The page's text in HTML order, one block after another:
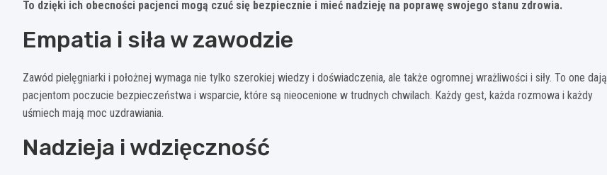
To dzięki ich obecności pacjenci mogą czuć się bezpiecznie i mieć nadzieję na poprawę swojego stanu zdrowia.
Empatia i siła w zawodzie
Zawód pielęgniarki i położnej wymaga nie tylko szerokiej wiedzy i doświadczenia, ale także ogromnej wrażliwości i siły. To one dają
pacjentom poczucie bezpieczeństwa i wsparcie, które są nieocenione w trudnych chwilach. Każdy gest, każda rozmowa i każdy
uśmiech mają moc uzdrawiania.
Nadzieja i wdzięczność